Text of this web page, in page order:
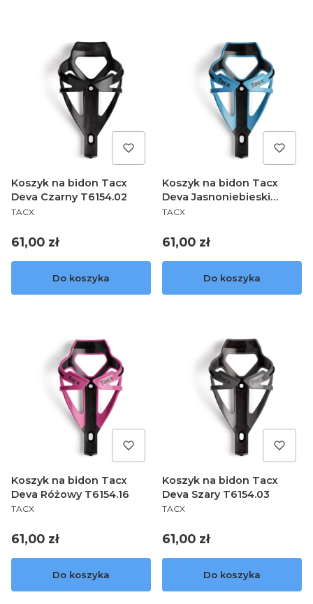
Koszyk na bidon Tacx
Deva Czarny T6154.02
PRODUCENT
TACX
Cena
61,00 zł
Do koszyka
Koszyk na bidon Tacx
Deva Jasnoniebieski
T6154.15
PRODUCENT
TACX
Cena
61,00 zł
Do koszyka
Koszyk na bidon Tacx
Deva Różowy T6154.16
PRODUCENT
TACX
Cena
61,00 zł
Do koszyka
Koszyk na bidon Tacx
Deva Szary T6154.03
PRODUCENT
TACX
Cena
61,00 zł
Do koszyka